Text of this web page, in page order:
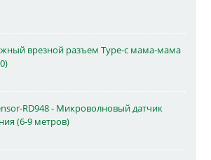
врезной разъем Type-c мама-мама
RD948 - Микроволновый датчик
(6-9 метров)